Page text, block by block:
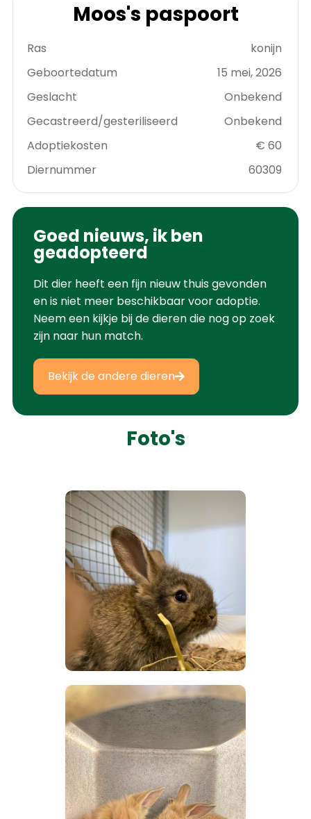
Moos's paspoort
Ras
konijn
Geboortedatum
15 mei, 2026
Geslacht
Onbekend
Gecastreerd/gesteriliseerd
Onbekend
Adoptiekosten
€ 60
Diernummer
60309
Goed nieuws, ik ben
geadopteerd
Dit dier heeft een fijn nieuw thuis gevonden
en is niet meer beschikbaar voor adoptie.
Neem een kijkje bij de dieren die nog op zoek
zijn naar hun match.
Bekijk de andere dieren
Foto's